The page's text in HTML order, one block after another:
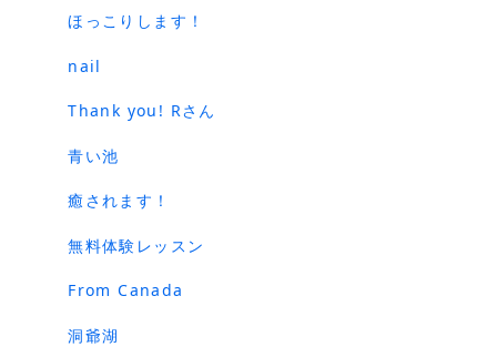
ほっこりします！
nail
Thank you! Rさん
青い池
癒されます！
無料体験レッスン
From Canada
洞爺湖